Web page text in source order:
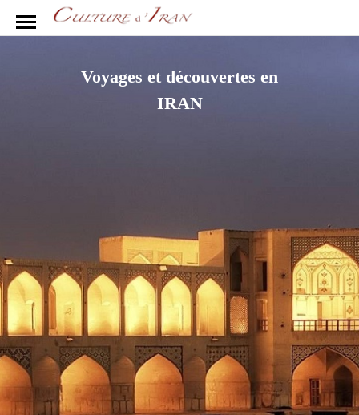
Voyages et découvertes en
IRAN